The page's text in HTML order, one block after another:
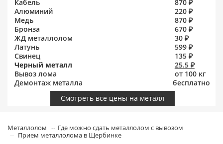
Кабель
870 ₽
Алюминий
220 ₽
Медь
870 ₽
Бронза
670 ₽
ЖД металлолом
30 ₽
Латунь
599 ₽
Свинец
135 ₽
Черный металл
25.5 ₽
Вывоз лома
от 100 кг
Демонтаж металла
бесплатно
Смотреть все цены на металл
Металлолом
Где можно сдать металлолом с вывозом
Прием металлолома в Щербинке